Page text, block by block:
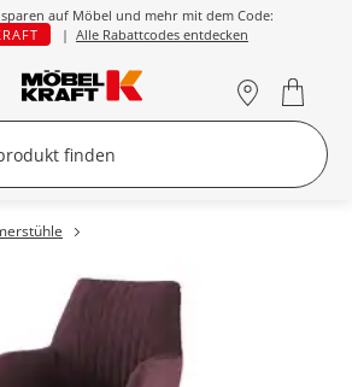
sparen auf Möbel und mehr mit dem Code:
| Alle Rabattcodes entdecken